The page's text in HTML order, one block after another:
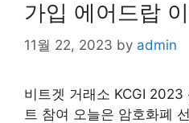
가입 에어드랍
11월 22, 2023 by admin
비트겟 거래소 KCGI 2023
트 참여 오늘은 암호화폐